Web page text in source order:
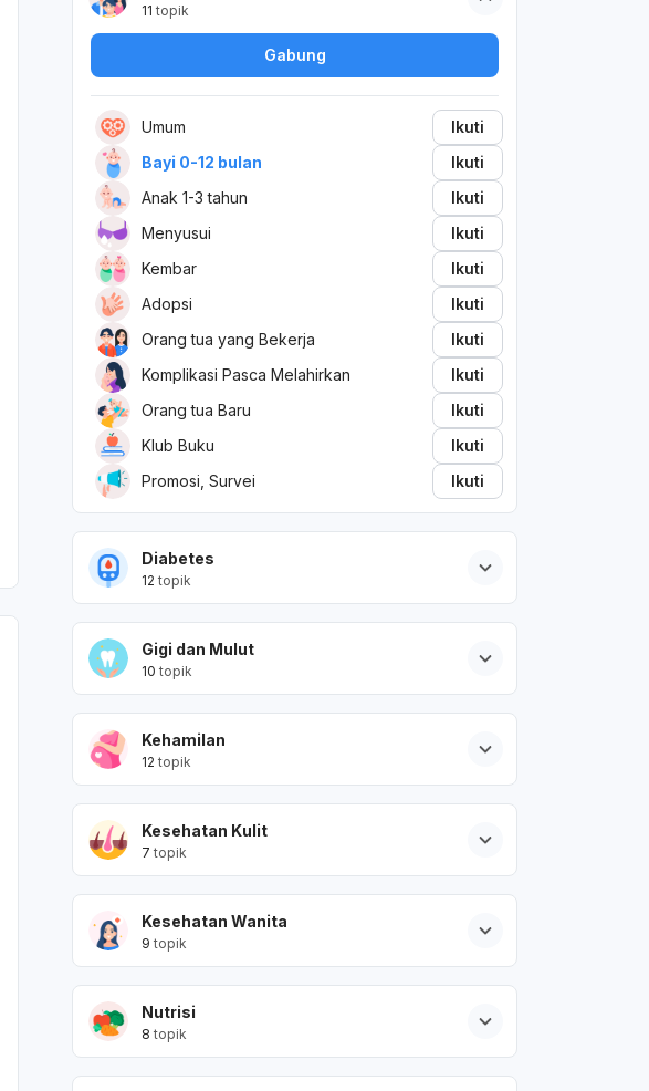
tahap 1 ke tahap 2? Terimakasih dokter
yg sudah mau berkenan menjawab
pertanyaan saya
11 topik
Gabung
Umum
Ikuti
Bayi 0-12 bulan
Ikuti
Anak 1-3 tahun
Ikuti
Menyusui
Ikuti
Kembar
Ikuti
Adopsi
Ikuti
Orang tua yang Bekerja
Ikuti
Komplikasi Pasca Melahirkan
Ikuti
Orang tua Baru
Ikuti
Klub Buku
Ikuti
Promosi, Survei
Ikuti
Diabetes
12 topik
Gigi dan Mulut
10 topik
Kehamilan
12 topik
Kesehatan Kulit
7 topik
Kesehatan Wanita
9 topik
Nutrisi
8 topik